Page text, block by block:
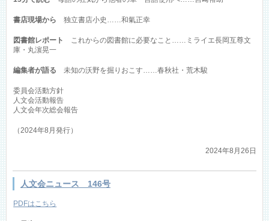
書店現場から 独立書店小史……和氣正幸
図書館レポート
これからの図書館に必要なこと……ミライエ長岡互尊文
庫・丸濵晃一
編集者が語る 未知の沃野を掘りおこす……春秋社・荒木駿
委員会活動方針
人文会活動報告
人文会年次総会報告
（2024年8月発行）
2024年8月26日
人文会ニュース 146号
PDFはこちら